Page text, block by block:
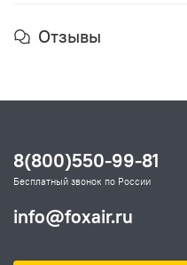
Отзывы
8(800)550-99-81
Бесплатный звонок по России
info@foxair.ru